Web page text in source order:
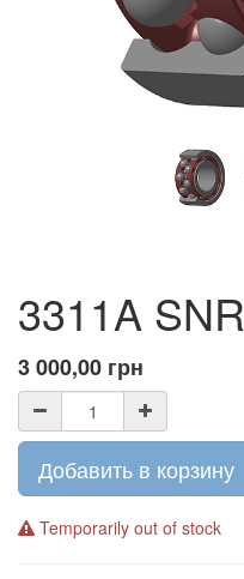
3311A SNR
3 000,00 грн
Добавить в корзину
Temporarily out of stock